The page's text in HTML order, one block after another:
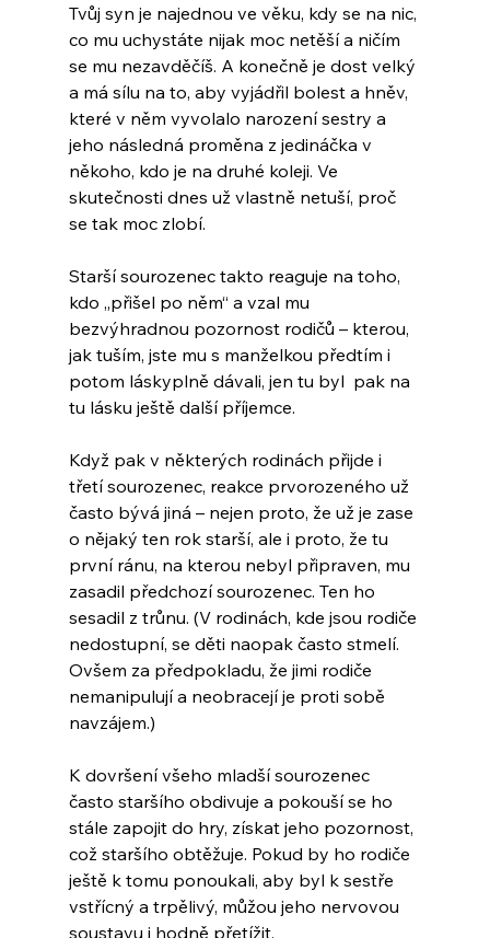
Tvůj syn je najednou ve věku, kdy se na nic,
co mu uchystáte nijak moc netěší a ničím
se mu nezavděčíš. A konečně je dost velký
a má sílu na to, aby vyjádřil bolest a hněv,
které v něm vyvolalo narození sestry a
jeho následná proměna z jedináčka v
někoho, kdo je na druhé koleji. Ve
skutečnosti dnes už vlastně netuší, proč
se tak moc zlobí.
Starší sourozenec takto reaguje na toho,
kdo „přišel po něm“ a vzal mu
bezvýhradnou pozornost rodičů – kterou,
jak tuším, jste mu s manželkou předtím i
potom láskyplně dávali, jen tu byl  pak na
tu lásku ještě další příjemce.
Když pak v některých rodinách přijde i
třetí sourozenec, reakce prvorozeného už
často bývá jiná – nejen proto, že už je zase
o nějaký ten rok starší, ale i proto, že tu
první ránu, na kterou nebyl připraven, mu
zasadil předchozí sourozenec. Ten ho
sesadil z trůnu. (V rodinách, kde jsou rodiče
nedostupní, se děti naopak často stmelí.
Ovšem za předpokladu, že jimi rodiče
nemanipulují a neobracejí je proti sobě
navzájem.)
K dovršení všeho mladší sourozenec
často staršího obdivuje a pokouší se ho
stále zapojit do hry, získat jeho pozornost,
což staršího obtěžuje. Pokud by ho rodiče
ještě k tomu ponoukali, aby byl k sestře
vstřícný a trpělivý, můžou jeho nervovou
soustavu i hodně přetížit.